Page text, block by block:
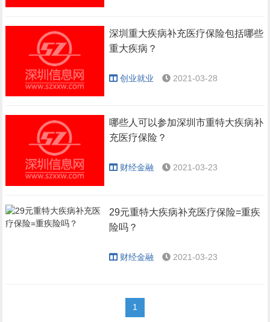
深圳重大疾病补充医疗保险包括哪些
重大疾病？
创业就业 2021-03-28
哪些人可以参加深圳市重特大疾病补
充医疗保险？
财经金融 2021-03-23
29元重特大疾病补充医疗保险=重疾
险吗？
财经金融 2021-03-23
1